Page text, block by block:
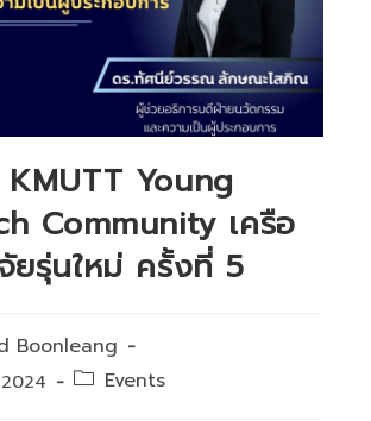
Young
Community เครือ
ยรุ่นใหม่ ครั้งที่ 5
Boonleang
PostEvents